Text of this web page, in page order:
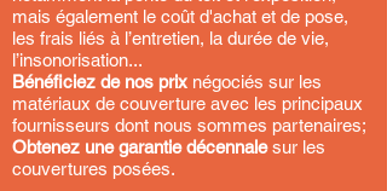
mais également le coût d'achat et de pose,
les frais liés à l’entretien, la durée de vie,
l’insonorisation...
Bénéficiez de nos prix négociés sur les
matériaux de couverture avec les principaux
fournisseurs dont nous sommes partenaires;
Obtenez une garantie décennalesur les
couvertures posées.